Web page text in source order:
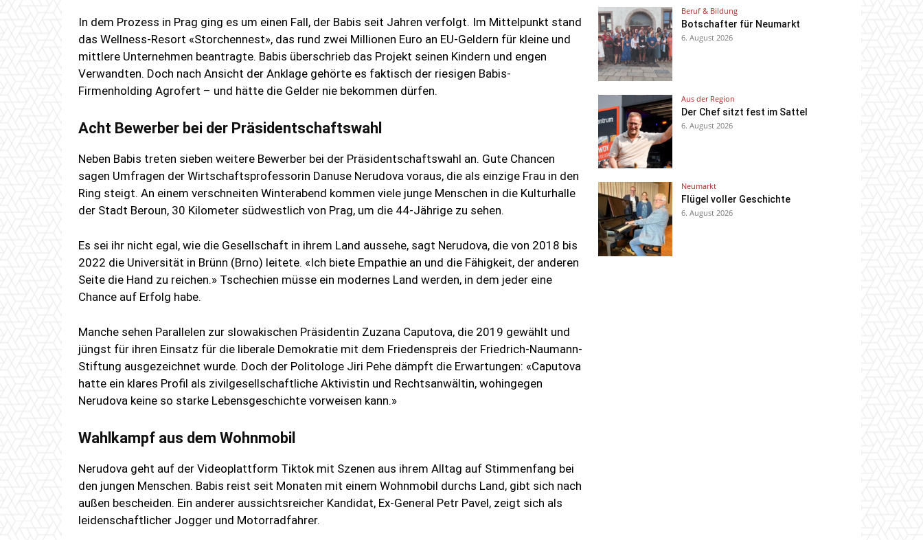
In dem Prozess in Prag ging es um einen Fall, der Babis seit Jahren verfolgt. Im Mittelpunkt stand
das Wellness-Resort «Storchennest», das rund zwei Millionen Euro an EU-Geldern für kleine und
mittlere Unternehmen beantragte. Babis überschrieb das Projekt seinen Kindern und engen
Verwandten. Doch nach Ansicht der Anklage gehörte es faktisch der riesigen Babis-
Firmenholding Agrofert – und hätte die Gelder nie bekommen dürfen.
Acht Bewerber bei der Präsidentschaftswahl
Neben Babis treten sieben weitere Bewerber bei der Präsidentschaftswahl an. Gute Chancen
sagen Umfragen der Wirtschaftsprofessorin Danuse Nerudova voraus, die als einzige Frau in den
Ring steigt. An einem verschneiten Winterabend kommen viele junge Menschen in die Kulturhalle
der Stadt Beroun, 30 Kilometer südwestlich von Prag, um die 44-Jährige zu sehen.
Es sei ihr nicht egal, wie die Gesellschaft in ihrem Land aussehe, sagt Nerudova, die von 2018 bis
2022 die Universität in Brünn (Brno) leitete. «Ich biete Empathie an und die Fähigkeit, der anderen
Seite die Hand zu reichen.» Tschechien müsse ein modernes Land werden, in dem jeder eine
Chance auf Erfolg habe.
Manche sehen Parallelen zur slowakischen Präsidentin Zuzana Caputova, die 2019 gewählt und
jüngst für ihren Einsatz für die liberale Demokratie mit dem Friedenspreis der Friedrich-Naumann-
Stiftung ausgezeichnet wurde. Doch der Politologe Jiri Pehe dämpft die Erwartungen: «Caputova
hatte ein klares Profil als zivilgesellschaftliche Aktivistin und Rechtsanwältin, wohingegen
Nerudova keine so starke Lebensgeschichte vorweisen kann.»
Wahlkampf aus dem Wohnmobil
Nerudova geht auf der Videoplattform Tiktok mit Szenen aus ihrem Alltag auf Stimmenfang bei
den jungen Menschen. Babis reist seit Monaten mit einem Wohnmobil durchs Land, gibt sich nach
außen bescheiden. Ein anderer aussichtsreicher Kandidat, Ex-General Petr Pavel, zeigt sich als
leidenschaftlicher Jogger und Motorradfahrer.
Beruf & Bildung
Botschafter für Neumarkt
6. August 2026
Aus der Region
Der Chef sitzt fest im Sattel
6. August 2026
Neumarkt
Flügel voller Geschichte
6. August 2026